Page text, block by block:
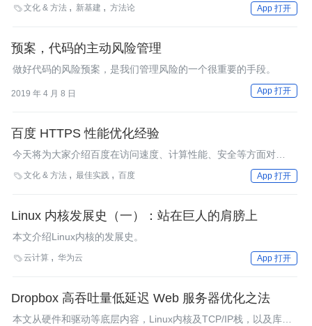
文化 & 方法 新基建 方法论 App 打开
预案，代码的主动风险管理
做好代码的风险预案，是我们管理风险的一个很重要的手段。
2019 年 4 月 8 日 App 打开
百度 HTTPS 性能优化经验
今天将为大家介绍百度在访问速度、计算性能、安全等方面对
HTTPS进行优化的经验方法。
文化 & 方法 最佳实践 百度 App 打开
Linux 内核发展史（一）：站在巨人的肩膀上
本文介绍Linux内核的发展史。
云计算 华为云 App 打开
Dropbox 高吞吐量低延迟 Web 服务器优化之法
本文从硬件和驱动等底层内容，Linux内核及TCP/IP栈，以及库和